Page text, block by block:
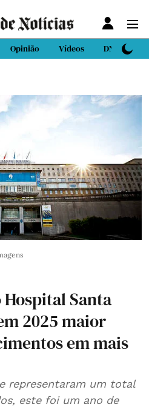
Opinião Vídeos DN Sport
Santa
2025 maior
em mais
representaram um total
este foi um ano de